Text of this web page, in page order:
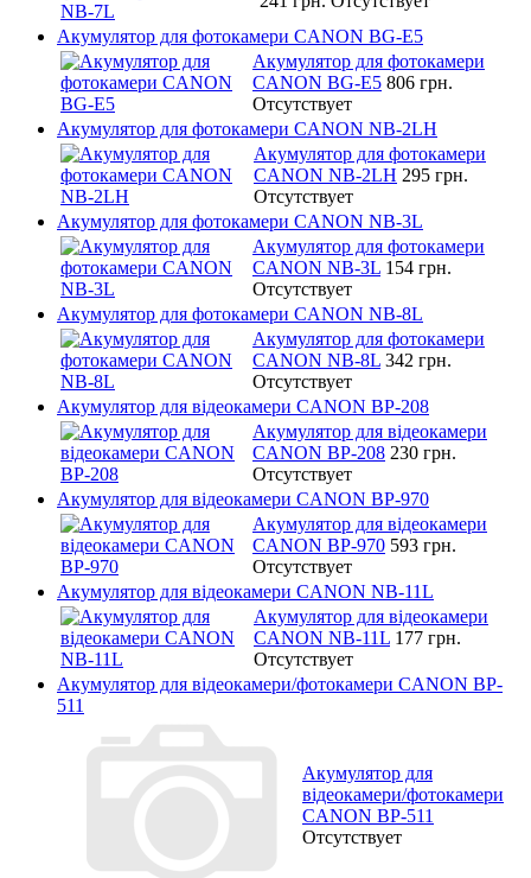
Акумулятор для фотокамери CANON BG-E5
Акумулятор для фотокамери
CANON BG-E5 806 грн.
Отсутствует
Акумулятор для фотокамери CANON NB-2LH
Акумулятор для фотокамери
CANON NB-2LH 295 грн.
Отсутствует
Акумулятор для фотокамери CANON NB-3L
Акумулятор для фотокамери
CANON NB-3L 154 грн.
Отсутствует
Акумулятор для фотокамери CANON NB-8L
Акумулятор для фотокамери
CANON NB-8L 342 грн.
Отсутствует
Акумулятор для відеокамери CANON BP-208
Акумулятор для відеокамери
CANON BP-208 230 грн.
Отсутствует
Акумулятор для відеокамери CANON BP-970
Акумулятор для відеокамери
CANON BP-970 593 грн.
Отсутствует
Акумулятор для відеокамери CANON NB-11L
Акумулятор для відеокамери
CANON NB-11L 177 грн.
Отсутствует
Акумулятор для відеокамери/фотокамери CANON BP-
511
Акумулятор для
відеокамери/фотокамери
CANON BP-511
Отсутствует